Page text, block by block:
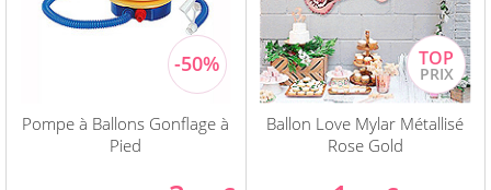
Pompe à Ballons Gonflage à
Pied
Ballon Love Mylar Métallisé
Rose Gold